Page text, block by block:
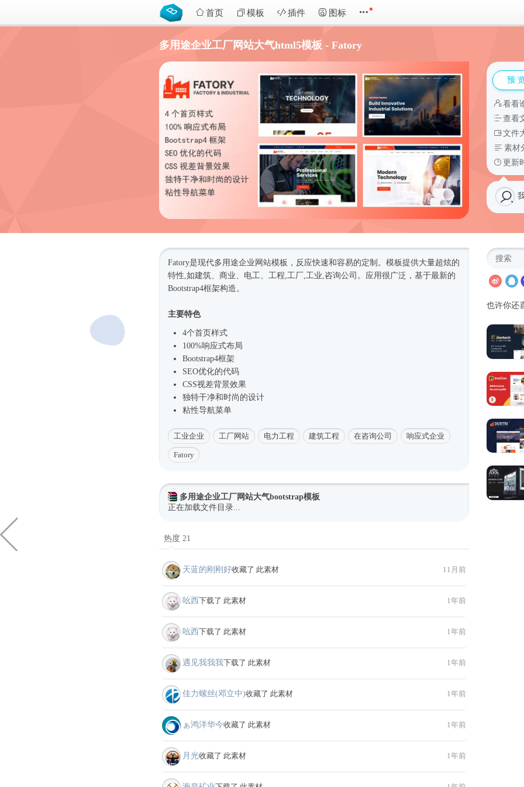
首页 模板 插件 图标
多用途企业工厂网站大气html5模板 - Fatory
预
看看
查看
文件
素材
更新
Fatory是现代多用途企业 网站模板 ，反应快速和容易的定制。模板提供大量超炫的
特性,如建筑、商业、电工、工程,工厂,工业,咨询公司。应用很广泛，基于最新的
Bootstrap4框架构造。
主要特色
4个首页样式
100%响应式布局
Bootstrap4框架
SEO优化的代码
CSS视差背景效果
独特干净和 时尚 的设计
粘性导航菜单
工业企业 工厂网站 电力工程 建筑工程 在咨询公司 响应式企业
Fatory
多用途企业工厂网站大气bootstrap模板
正在加载文件目录...
热度 21
天蓝的刚刚好收藏了 此素材 11月前
吆西下载了 此素材 1年前
吆西下载了 此素材 1年前
遇见我我我下载了 此素材 1年前
佳力螺丝(邓立中)收藏了 此素材 1年前
ぁ鸿洋华今收藏了 此素材 1年前
月光收藏了 此素材 1年前
也许你还